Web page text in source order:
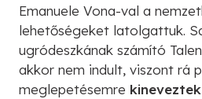
Emanuele Vona-val a
lehetőségeket latolgattuk.
ugródeszkának számító
akkor nem indult, viszont rá
meglepetésemre